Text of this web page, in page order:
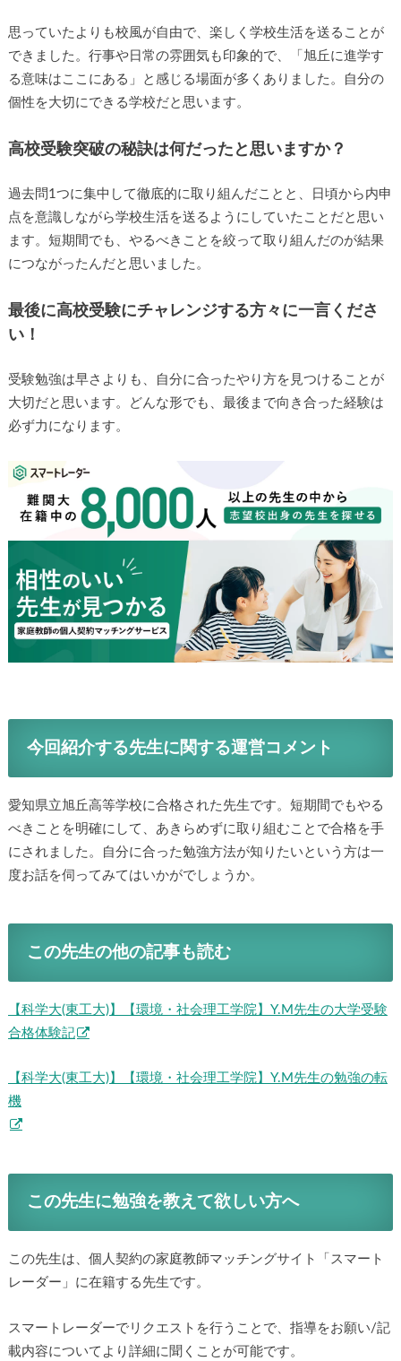
思っていたよりも校風が自由で、楽しく学校生活を送ることが
できました。行事や日常の雰囲気も印象的で、「旭丘に進学す
る意味はここにある」と感じる場面が多くありました。自分の
個性を大切にできる学校だと思います。
高校受験突破の秘訣は何だったと思いますか？
過去問1つに集中して徹底的に取り組んだことと、日頃から内申
点を意識しながら学校生活を送るようにしていたことだと思い
ます。短期間でも、やるべきことを絞って取り組んだのが結果
につながったんだと思いました。
最後に高校受験にチャレンジする方々に一言くださ
い！
受験勉強は早さよりも、自分に合ったやり方を見つけることが
大切だと思います。どんな形でも、最後まで向き合った経験は
必ず力になります。
今回紹介する先生に関する運営コメント
愛知県立旭丘高等学校に合格された先生です。短期間でもやる
べきことを明確にして、あきらめずに取り組むことで合格を手
にされました。自分に合った勉強方法が知りたいという方は一
度お話を伺ってみてはいかがでしょうか。
この先生の他の記事も読む
【科学大(東工大)】【環境・社会理工学院】Y.M先生の大学受験
合格体験記
【科学大(東工大)】【環境・社会理工学院】Y.M先生の勉強の転
機
この先生に勉強を教えて欲しい方へ
この先生は、個人契約の家庭教師マッチングサイト「スマート
レーダー」に在籍する先生です。
スマートレーダーでリクエストを行うことで、指導をお願い/記
載内容についてより詳細に聞くことが可能です。